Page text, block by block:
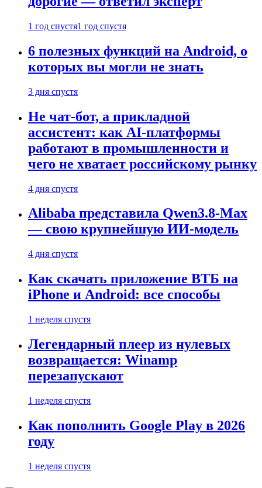
1 год спустя1 год спустя
6 полезных функций на Android, о
которых вы могли не знать
3 дня спустя
Не чат-бот, а прикладной
ассистент: как AI-платформы
работают в промышленности и
чего не хватает российскому рынку
4 дня спустя
Alibaba представила Qwen3.8-Max
— свою крупнейшую ИИ-модель
4 дня спустя
Как скачать приложение ВТБ на
iPhone и Android: все способы
1 неделя спустя
Легендарный плеер из нулевых
возвращается: Winamp
перезапускают
1 неделя спустя
Как пополнить Google Play в 2026
году
1 неделя спустя